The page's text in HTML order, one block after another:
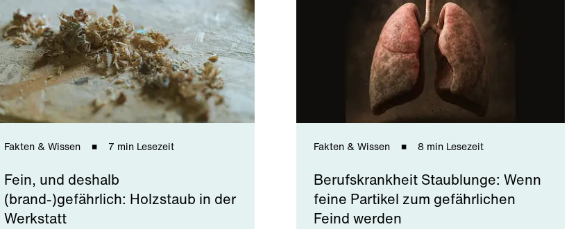
Fakten & Wissen 7 min Lesezeit
Fein, und deshalb
(brand-)gefährlich: Holzstaub in der
Werkstatt
Fakten & Wissen 8 min Lesezeit
Berufskrankheit Staublunge: Wenn
feine Partikel zum gefährlichen
Feind werden